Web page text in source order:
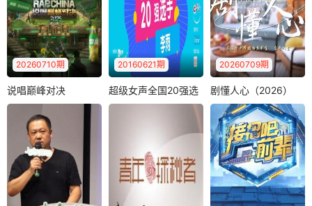
物到喜剧之王的故
事，汇聚来自全国
各地脱口秀俱乐..
20260710期
系列节目将再度启
航，打造华语说唱
顶级竞技盛..
说唱巅峰对决
（2026）
20160621期
超级女声全国20强选手：李雨（2016）
超级女声全国20强选
手：李雨（2016）
20260709期
剧懂人心（2026）
总台原创心理疗愈
类微综艺《剧懂人
心》，一边追剧一
边学心理是一种..
剧懂人心（2026）